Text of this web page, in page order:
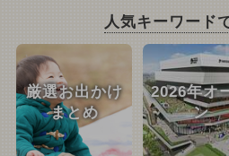
人気キーワード
厳選お出かけ
まとめ
2026年オ
ン